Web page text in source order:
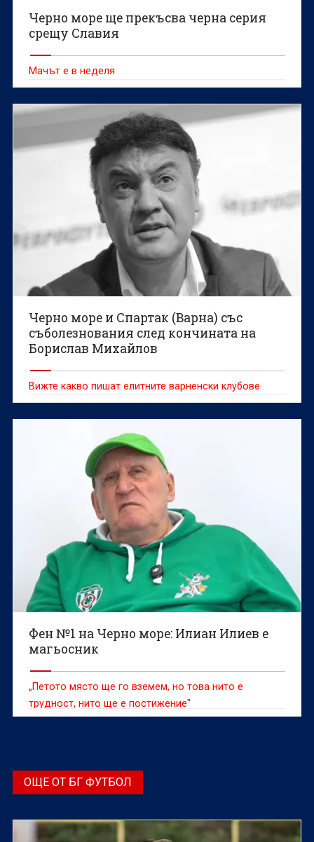
Черно море ще прекъсва черна серия
срещу Славия
Мачът е в неделя
Черно море и Спартак (Варна) със
съболезнования след кончината на
Борислав Михайлов
Вижте какво пишат елитните варненски клубове
Фен №1 на Черно море: Илиан Илиев е
магьосник
„Петото място ще го вземем, но това нито е
трудност, нито ще е постижение"
ОЩЕ ОТ БГ ФУТБОЛ